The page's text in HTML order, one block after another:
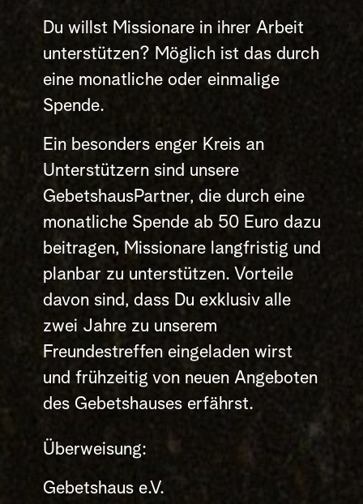
Du willst Missionare in ihrer Arbeit
unterstützen? Möglich ist das durch
eine monatliche oder einmalige
Spende.
Ein besonders enger Kreis an
Unterstützern sind unsere
GebetshausPartner, die durch eine
monatliche Spende ab 50 Euro dazu
beitragen, Missionare langfristig und
planbar zu unterstützen. Vorteile
davon sind, dass Du exklusiv alle
zwei Jahre zu unserem
Freundestreffen eingeladen wirst
und frühzeitig von neuen Angeboten
des Gebetshauses erfährst.
Überweisung:
Gebetshaus e.V.